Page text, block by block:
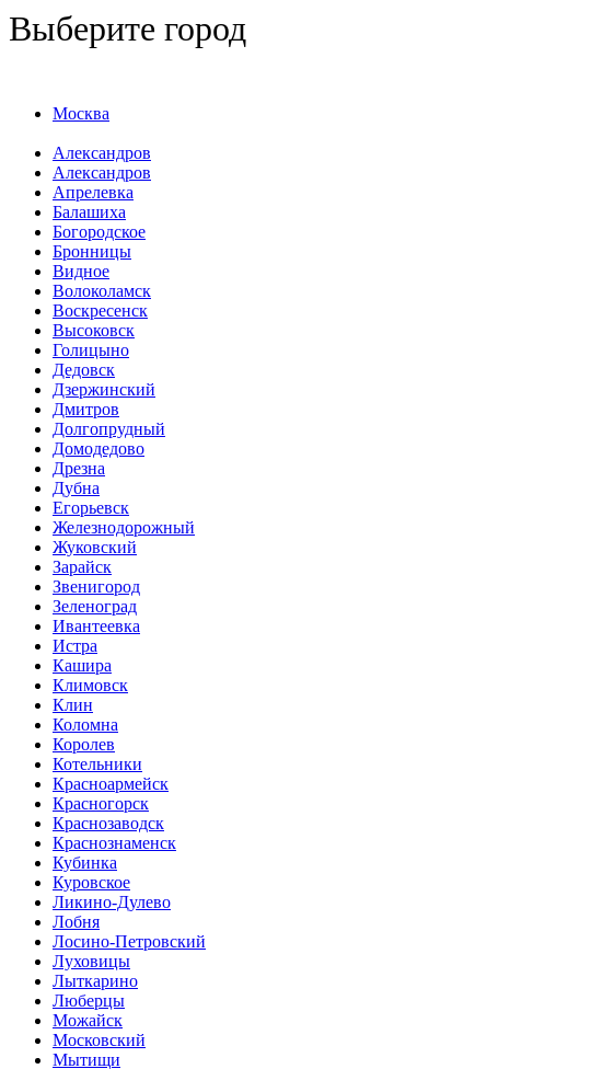
Выберите город
Москва
Александров
Александров
Апрелевка
Балашиха
Богородское
Бронницы
Видное
Волоколамск
Воскресенск
Высоковск
Голицыно
Дедовск
Дзержинский
Дмитров
Долгопрудный
Домодедово
Дрезна
Дубна
Егорьевск
Железнодорожный
Жуковский
Зарайск
Звенигород
Зеленоград
Ивантеевка
Истра
Кашира
Климовск
Клин
Коломна
Королев
Котельники
Красноармейск
Красногорск
Краснозаводск
Краснознаменск
Кубинка
Куровское
Ликино-Дулево
Лобня
Лосино-Петровский
Луховицы
Лыткарино
Люберцы
Можайск
Московский
Мытищи